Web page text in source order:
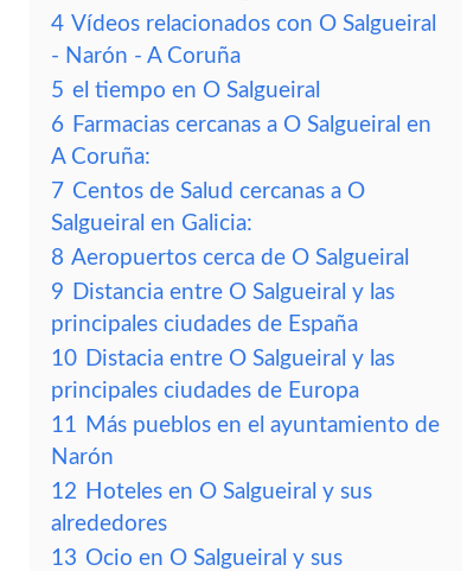
4 Vídeos relacionados con O Salgueiral
- Narón - A Coruña
5 el tiempo en O Salgueiral
6 Farmacias cercanas a O Salgueiral en
A Coruña:
7 Centos de Salud cercanas a O
Salgueiral en Galicia:
8 Aeropuertos cerca de O Salgueiral
9 Distancia entre O Salgueiral y las
principales ciudades de España
10 Distacia entre O Salgueiral y las
principales ciudades de Europa
11 Más pueblos en el ayuntamiento de
Narón
12 Hoteles en O Salgueiral y sus
alrededores
13 Ocio en O Salgueiral y sus